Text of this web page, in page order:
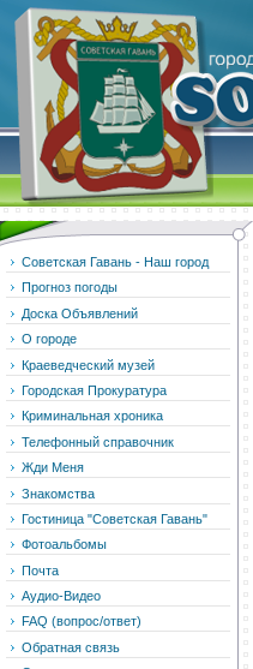
Советская Гавань - Наш город
Прогноз погоды
Доска Объявлений
О городе
Краеведческий музей
Городская Прокуратура
Криминальная хроника
Телефонный справочник
Жди Меня
Знакомства
Гостиница "Советская Гавань"
Фотоальбомы
Почта
Аудио-Видео
FAQ (вопрос/ответ)
Обратная связь